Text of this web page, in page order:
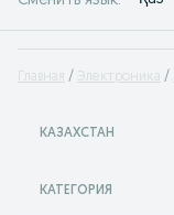
Главная Электроника
КАЗАХСТАН
КАТЕГОРИЯ